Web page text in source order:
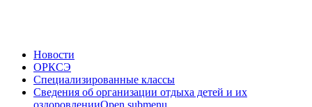
Новости
ОРКСЭ
Специализированные классы
Сведения об организации отдыха детей и их
оздоровленииOpen submenu